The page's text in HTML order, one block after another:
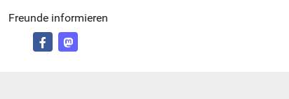
Freunde informieren